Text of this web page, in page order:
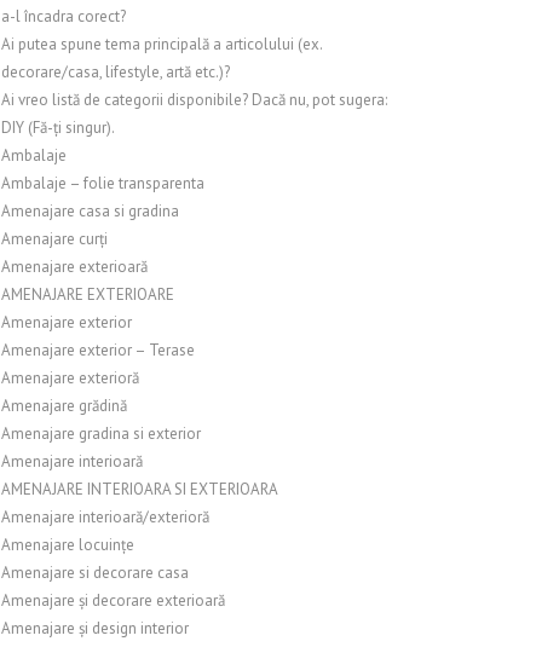
a-l încadra corect?
Ai putea spune tema principală a articolului (ex.
decorare/casa, lifestyle, artă etc.)?
Ai vreo listă de categorii disponibile? Dacă nu, pot sugera:
DIY (Fă-ți singur).
Ambalaje
Ambalaje – folie transparenta
Amenajare casa si gradina
Amenajare curți
Amenajare exterioară
AMENAJARE EXTERIOARE
Amenajare exterior
Amenajare exterior – Terase
Amenajare exterioră
Amenajare grădină
Amenajare gradina si exterior
Amenajare interioară
AMENAJARE INTERIOARA SI EXTERIOARA
Amenajare interioară/exterioră
Amenajare locuințe
Amenajare si decorare casa
Amenajare și decorare exterioară
Amenajare și design interior